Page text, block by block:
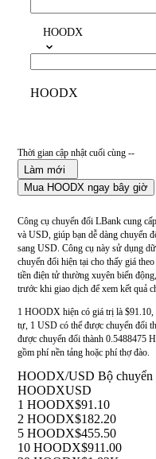
HOODX
HOODX
Thời gian cập nhật cuối cùng --
Làm mới
Mua HOODX ngay bây giờ
Công cụ chuyển đổi LBank cung
và USD, giúp bạn dễ dàng
sang USD. Công cụ này sử dụng
chuyển đổi hiện tại cho thấy giá
tiền điện tử thường xuyên biến
trước khi giao dịch để xem kết quả
1 HOODX hiện có giá trị là
tự, 1 USD có thể được chuyển đổi
được chuyển đổi thành 0.5488475
gồm phí nền tảng hoặc phí thợ đào.
HOODX/USD Bộ chuyển
HOODXUSD
1 HOODX$91.10
2 HOODX$182.20
5 HOODX$455.50
10 HOODX$911.00